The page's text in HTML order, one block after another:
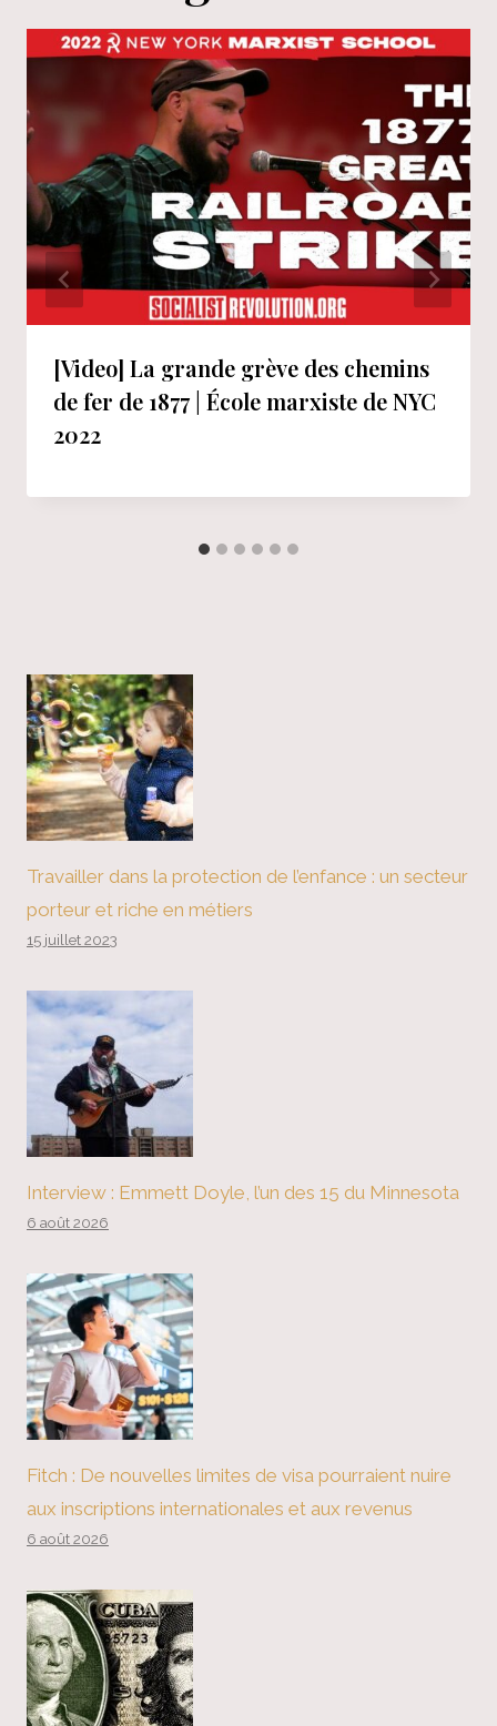
[Video] La grande grève des chemins
de fer de 1877 | École marxiste de NYC
2022
Travailler dans la protection de l’enfance : un secteur
porteur et riche en métiers
15 juillet 2023
Interview : Emmett Doyle, l’un des 15 du Minnesota
6 août 2026
Fitch : De nouvelles limites de visa pourraient nuire
aux inscriptions internationales et aux revenus
6 août 2026